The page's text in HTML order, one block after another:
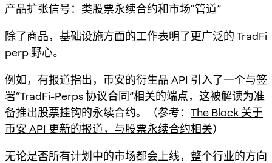
产品扩张信号：类股票永续合约和市场“管道”
除了商品，基础设施方面的工作表明了更广泛的 TradFi
perp 野心。
例如，有报道指出，币安的衍生品 API 引入了一个与签
署“TradFi-Perps 协议合同”相关的端点，这被解读为准
备推出股票挂钩的永续合约。（参考： The Block 关于
币安 API 更新的报道，与股票永续合约相关）
无论是否所有计划中的市场都会上线，整个行业的方向